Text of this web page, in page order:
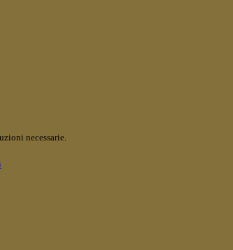
necessarie.